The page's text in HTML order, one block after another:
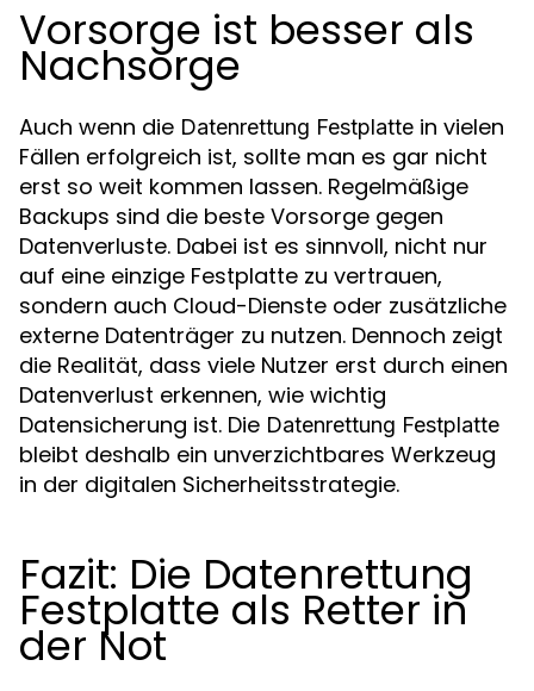
Vorsorge ist besser als
Nachsorge
Auch wenn die Datenrettung Festplatte in vielen
Fällen erfolgreich ist, sollte man es gar nicht
erst so weit kommen lassen. Regelmäßige
Backups sind die beste Vorsorge gegen
Datenverluste. Dabei ist es sinnvoll, nicht nur
auf eine einzige Festplatte zu vertrauen,
sondern auch Cloud-Dienste oder zusätzliche
externe Datenträger zu nutzen. Dennoch zeigt
die Realität, dass viele Nutzer erst durch einen
Datenverlust erkennen, wie wichtig
Datensicherung ist. Die Datenrettung Festplatte
bleibt deshalb ein unverzichtbares Werkzeug
in der digitalen Sicherheitsstrategie.
Fazit: Die Datenrettung
Festplatte als Retter in
der Not